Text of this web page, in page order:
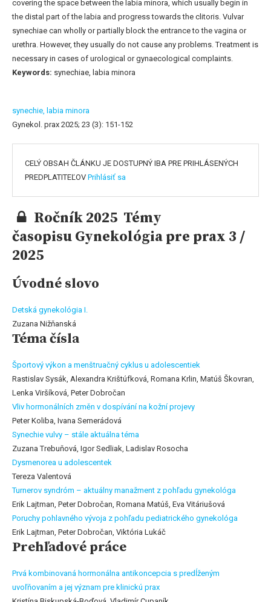
covering the space between the labia minora, which usually begin in
the distal part of the labia and progress towards the clitoris. Vulvar
synechiae can wholly or partially block the entrance to the vagina or
urethra. However, they usually do not cause any problems. Treatment is
necessary in cases of urological or gynaecological complaints.
Keywords: synechiae, labia minora
synechie, labia minora
Gynekol. prax 2025; 23 (3): 151-152
CELÝ OBSAH ČLÁNKU JE DOSTUPNÝ IBA PRE PRIHLÁSENÝCH
PREDPLATITEĽOV Prihlásiť sa
Ročník 2025 Témy
časopisu Gynekológia pre prax 3 /
2025
Úvodné slovo
Detská gynekológia I.
Zuzana Nižňanská
Téma čísla
Športový výkon a menštruačný cyklus u adolescentiek
Rastislav Sysák, Alexandra Krištúfková, Romana Krlin, Matúš Škovran,
Lenka Viršíková, Peter Dobročan
Vliv hormonálních změn v dospívání na kožní projevy
Peter Koliba, Ivana Semerádová
Synechie vulvy – stále aktuálna téma
Zuzana Trebuňová, Igor Sedliak, Ladislav Rosocha
Dysmenorea u adolescentek
Tereza Valentová
Turnerov syndróm – aktuálny manažment z pohľadu gynekológa
Erik Lajtman, Peter Dobročan, Romana Matúš, Eva Vitáriušová
Poruchy pohlavného vývoja z pohľadu pediatrického gynekológa
Erik Lajtman, Peter Dobročan, Viktória Lukáč
Prehľadové práce
Prvá kombinovaná hormonálna antikoncepcia s predĺženým
uvoľňovaním a jej význam pre klinickú prax